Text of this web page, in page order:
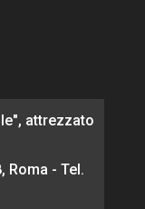
attrezzato
Roma - Tel.